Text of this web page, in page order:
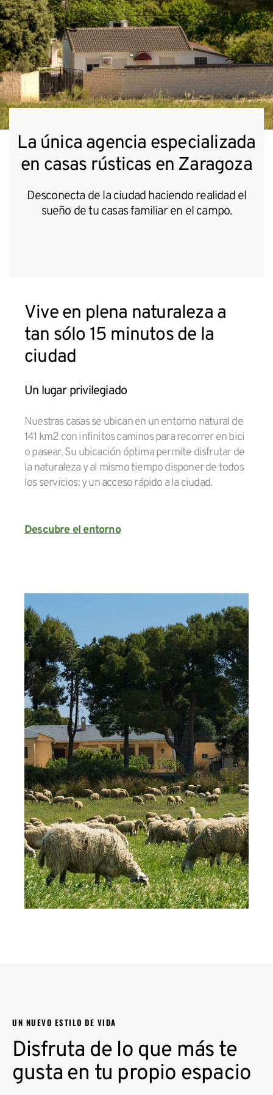
La única agencia especializada
en casas rústicas en Zaragoza
Desconecta de la ciudad haciendo realidad el
sueño de tu casas familiar en el campo.
Vive en plena naturaleza a
tan sólo 15 minutos de la
ciudad
Un lugar privilegiado
Nuestras casas se ubican en un entorno natural de
141 km2 con infinitos caminos para recorrer en bici
o pasear. Su ubicación óptima permite disfrutar de
la naturaleza y al mismo tiempo disponer de todos
los servicios: y un acceso rápido a la ciudad.
Descubre el entorno
UN NUEVO ESTILO DE VIDA
Disfruta de lo que más te
gusta en tu propio espacio